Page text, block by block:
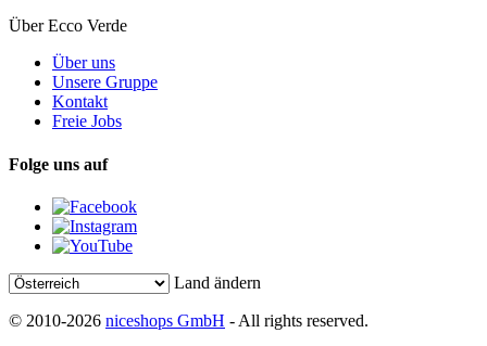
Über Ecco Verde
Über uns
Unsere Gruppe
Kontakt
Freie Jobs
Folge uns auf
Land ändern
© 2010-2026 niceshops GmbH - All rights reserved.